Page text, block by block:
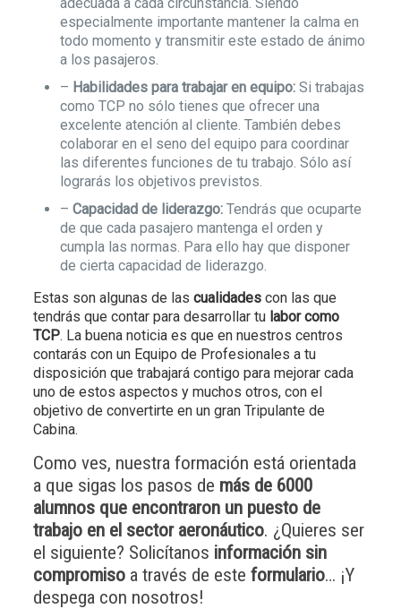
especialmente importante mantener la calma en
todo momento y transmitir este estado de ánimo
a los pasajeros.
– Habilidades para trabajar en equipo:Si trabajas
como TCP no sólo tienes que ofrecer una
excelente atención al cliente. También debes
colaborar en el seno del equipo para coordinar
las diferentes funciones de tu trabajo. Sólo así
lograrás los objetivos previstos.
– Capacidad de liderazgo:Tendrás que ocuparte
de que cada pasajero mantenga el orden y
cumpla las normas. Para ello hay que disponer
de cierta capacidad de liderazgo.
Estas son algunas de las cualidadescon las que
tendrás que contar para desarrollar tulabor como
TCP. La buena noticia es que en nuestros centros
contarás con un Equipo de Profesionales a tu
disposición que trabajará contigo para mejorar cada
uno de estos aspectos y muchos otros, con el
objetivo de convertirte en un gran Tripulante de
Cabina.
Como ves, nuestra formación está orientada
a que sigas los pasos de más de 6000
alumnos que encontraron un puesto de
trabajo en el sector aeronáutico. ¿Quieres ser
el siguiente? Solicítanos información sin
compromisoa través de este formulario… ¡Y
despega con nosotros!